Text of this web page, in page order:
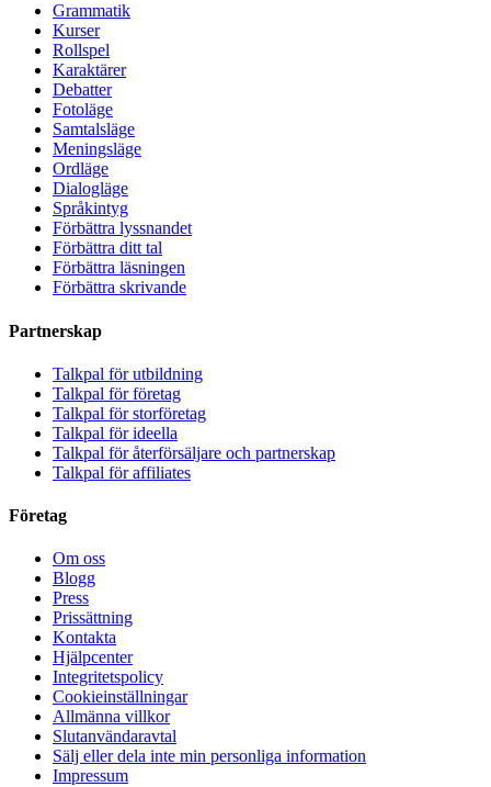
Grammatik
Kurser
Rollspel
Karaktärer
Debatter
Fotoläge
Samtalsläge
Meningsläge
Ordläge
Dialogläge
Språkintyg
Förbättra lyssnandet
Förbättra ditt tal
Förbättra läsningen
Förbättra skrivande
Partnerskap
Talkpal för utbildning
Talkpal för företag
Talkpal för storföretag
Talkpal för ideella
Talkpal för återförsäljare och partnerskap
Talkpal för affiliates
Företag
Om oss
Blogg
Press
Prissättning
Kontakta
Hjälpcenter
Integritetspolicy
Cookieinställningar
Allmänna villkor
Slutanvändaravtal
Sälj eller dela inte min personliga information
Impressum